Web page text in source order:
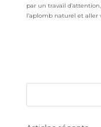
par un travail
l’aplomb naturel et aller